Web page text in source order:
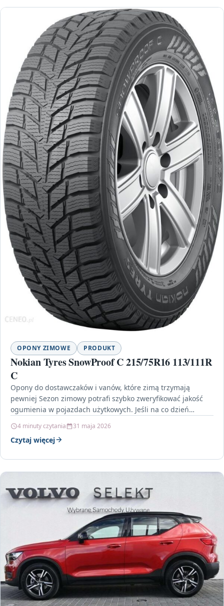
OPONY ZIMOWE PRODUKT
Nokian Tyres SnowProof C 215/75R16 113/111R
C
Opony do dostawczaków i vanów, które zimą trzymają
pewniej Sezon zimowy potrafi szybko zweryfikować jakość
ogumienia w pojazdach użytkowych. Jeśli na co dzień
4 minuty czytania 31 maja 2026
Czytaj więcej